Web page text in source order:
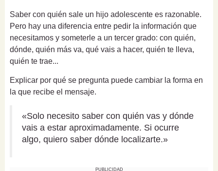
Saber con quién sale un hijo adolescente es razonable.
Pero hay una diferencia entre pedir la información que
necesitamos y someterle a un tercer grado: con quién,
dónde, quién más va, qué vais a hacer, quién te lleva,
quién te trae...
Explicar por qué se pregunta puede cambiar la forma en
la que recibe el mensaje.
«Solo necesito saber con quién vas y dónde
vais a estar aproximadamente. Si ocurre
algo, quiero saber dónde localizarte.»
PUBLICIDAD